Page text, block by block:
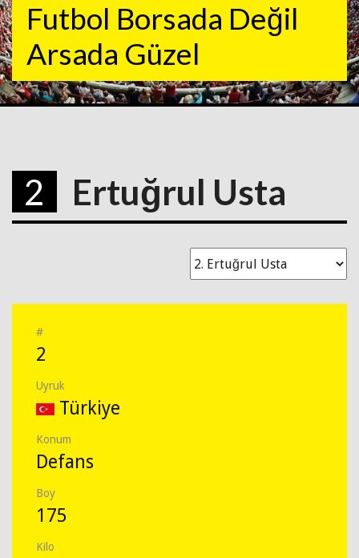
Futbol Borsada Değil
Arsada Güzel
2 Ertuğrul Usta
#
2
Uyruk
Türkiye
Konum
Defans
Boy
175
Kilo